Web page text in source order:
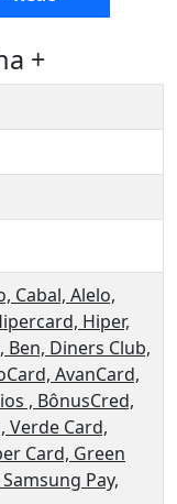
+
Cabal, Alelo,
Hiper,
Ben, Diners Club,
AvanCard,
, BônusCred,
Verde Card,
Card, Green
Samsung Pay,